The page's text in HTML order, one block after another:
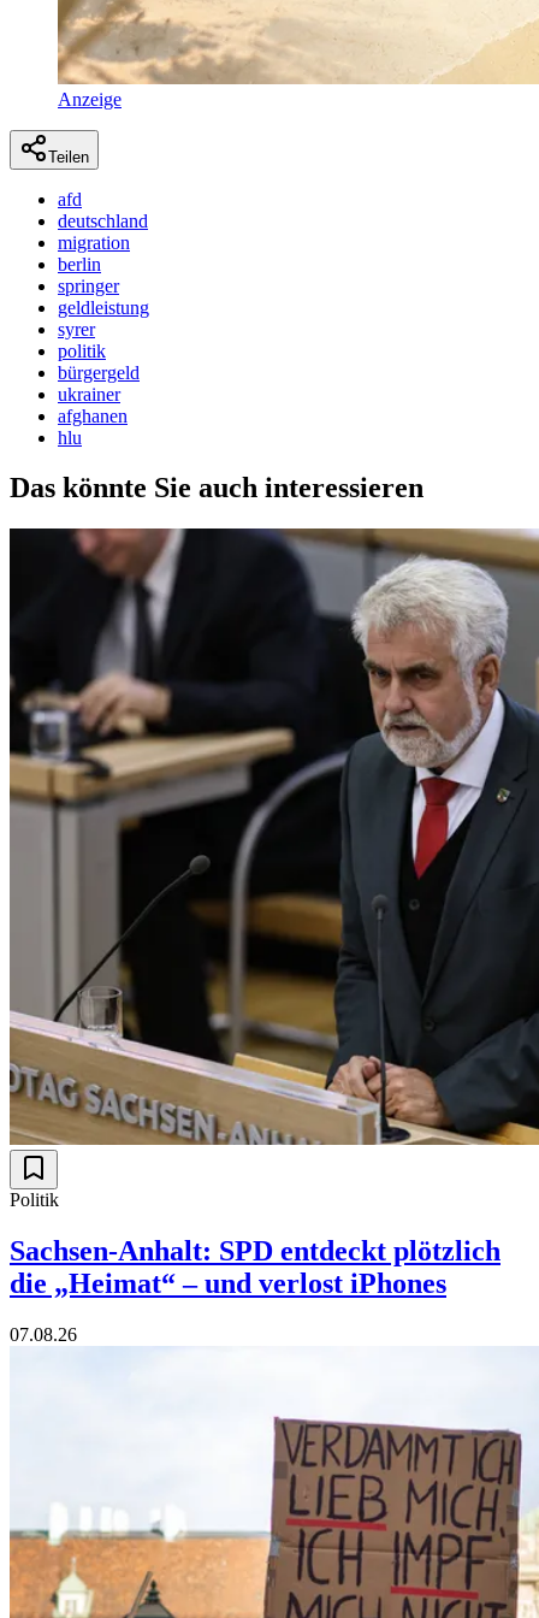
Anzeige
Teilen
afd
deutschland
migration
berlin
springer
geldleistung
syrer
politik
bürgergeld
ukrainer
afghanen
hlu
Das könnte Sie auch interessieren
Politik
Sachsen-Anhalt: SPD entdeckt plötzlich
die „Heimat“ – und verlost iPhones
07.08.26